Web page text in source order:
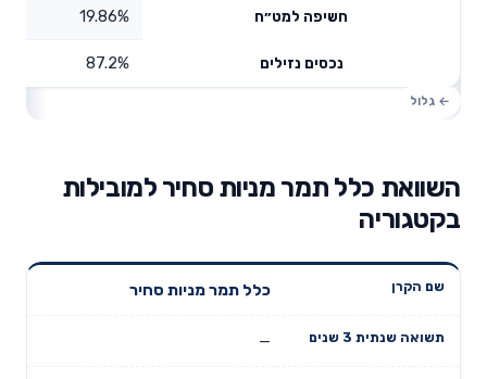
חשיפה למט״ח 19.86%
נכסים נזילים 87.2%
השוואת כלל תמר מניות סחיר למובילות
בקטגוריה
שנים
תשואה
כלל תמר מניות סחיר
—